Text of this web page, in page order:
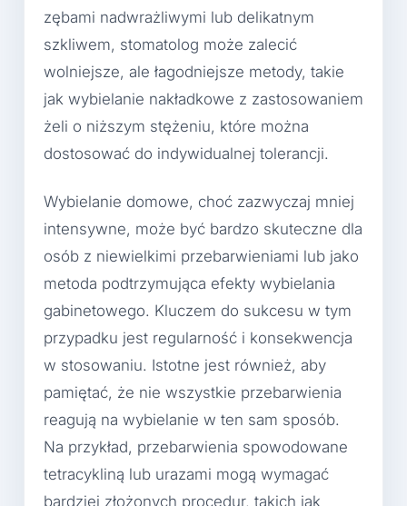
zębami nadwrażliwymi lub delikatnym
szkliwem, stomatolog może zalecić
wolniejsze, ale łagodniejsze metody, takie
jak wybielanie nakładkowe z zastosowaniem
żeli o niższym stężeniu, które można
dostosować do indywidualnej tolerancji.
Wybielanie domowe, choć zazwyczaj mniej
intensywne, może być bardzo skuteczne dla
osób z niewielkimi przebarwieniami lub jako
metoda podtrzymująca efekty wybielania
gabinetowego. Kluczem do sukcesu w tym
przypadku jest regularność i konsekwencja
w stosowaniu. Istotne jest również, aby
pamiętać, że nie wszystkie przebarwienia
reagują na wybielanie w ten sam sposób.
Na przykład, przebarwienia spowodowane
tetracykliną lub urazami mogą wymagać
bardziej złożonych procedur, takich jak